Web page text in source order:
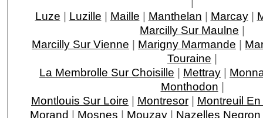
Luze | Luzille | Maille | Manthelan | Marcay|
Marcilly Sur Maulne |
Marcilly Sur Vienne | Marigny Marmande |
Touraine |
La Membrolle Sur Choisille | Mettray |
Monthodon |
Montlouis Sur Loire | Montresor | Montreuil
Morand | Mosnes | Mouzay | Nazelles Negron